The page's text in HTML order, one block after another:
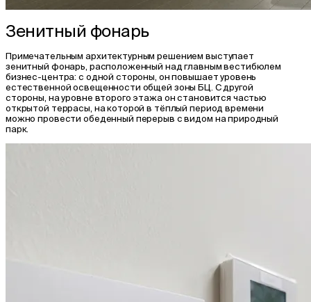
Зенитный фонарь
Примечательным архитектурным решением выступает
зенитный фонарь, расположенный над главным вестибюлем
бизнес-центра: с одной стороны, он повышает уровень
естественной освещенности общей зоны БЦ. С другой
стороны, на уровне второго этажа он становится частью
открытой террасы, на которой в тёплый период времени
можно провести обеденный перерыв с видом на природный
парк.